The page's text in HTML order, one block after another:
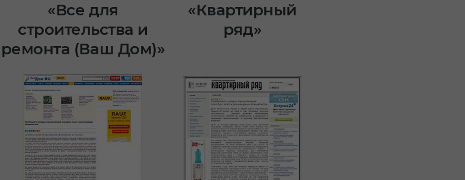
«Все для
строительства и
ремонта (Ваш Дом)»
«Квартирный
ряд»